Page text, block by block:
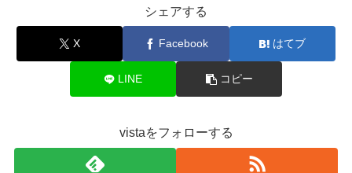
シェアする
X Facebook はてブ
LINE コピー
vistaをフォローする